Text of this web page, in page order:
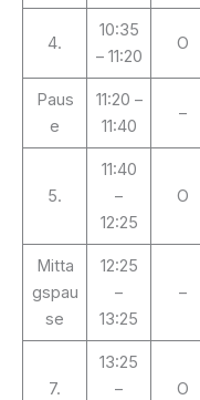
4.
10:35
– 11:20
O
Paus
e
11:20 –
11:40
–
5.
11:40
–
12:25
O
Mitta
gspau
se
12:25
–
13:25
–
7.
13:25
–
O